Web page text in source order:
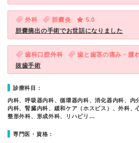
外科 胆嚢炎
5.0
胆嚢摘出の手術でお世話になりました
歯科口腔外科 歯と歯茎の痛み・腫
抜歯手術
診療科目：
内科、呼吸器内科、循環器内科、消化器内科、内
内科、腎臓内科、緩和ケア（ホスピス）、外科、
整形外科、形成外科、リハビリ…
専門医・資格：